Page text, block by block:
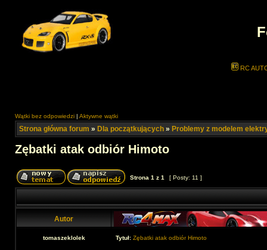
RC
Wątki bez odpowiedzi | Aktywne wątki
Strona główna forum » Dla początkujących » Problemy z modelem
Zębatki atak odbiór Himoto
Strona 1 z 1 [ Posty: 11 ]
Autor
tomaszeklolek Tytuł: Zębatki atak odbiór Himoto